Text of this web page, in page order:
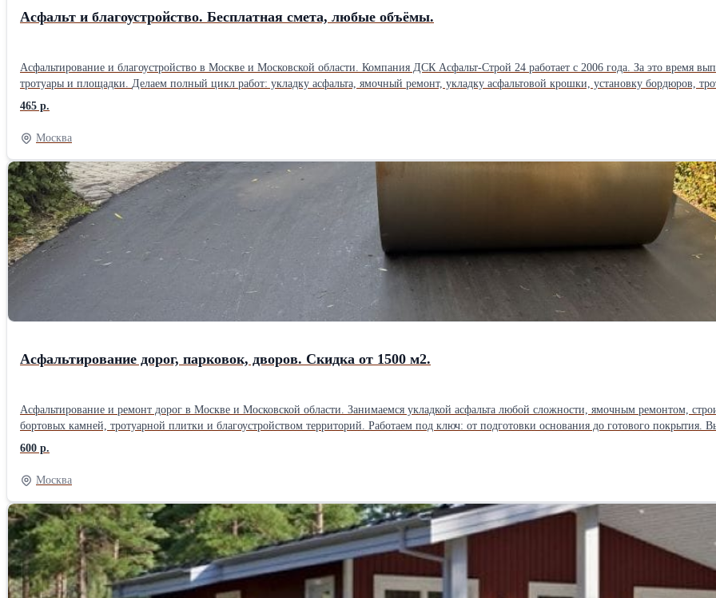
Асфальт и благоустройство. Бесплатная смета, любые объёмы.
Асфальтирование и благоустройство в Москве и Московской области. Компания ДСК Асфальт-Строй 24 работает с 2006 года. За это время выполнили сотни объектов: дороги, парковки, дворы, дачные участки,
тротуары и площадки. Делаем полный цикл работ: укладку асфальта, ямочный ремонт, укладку асфальтовой крошки, установку бордюров, тротуарной плитки, подготовку основания и благоустройство
территории. Выезд специалиста и составление сметы — бесплатно. Есть собственный парк техники, поэтому не зависим от аренды и можем оперативно выходить на объект. Берём заказы любого объёма — от
небольших площадок до крупных территорий. При объёме от 1500 м2 даём скидку до 10%. Цены начинаются от 465 руб./м2. Если найдёте предложение дешевле — готовы обсудить и предложить более
выгодные условия. Работаем строго по технологиям, соблюдаем сроки и даём гарантию на покрытие. Позвоните или оставьте заявку на сайте — приедем, посмотрим объект и посчитаем стоимость без
обязательств.
465 р.
Москва
Асфальтирование дорог, парковок, дворов. Скидка от 1500 м2.
Асфальтирование и ремонт дорог в Москве и Московской области. Занимаемся укладкой асфальта любой сложности, ямочным ремонтом, строительством дорог, укладкой асфальтовой крошки, установкой
бортовых камней, тротуарной плитки и благоустройством территорий. Работаем под ключ: от подготовки основания до готового покрытия. Выезд специалиста на объект бесплатно. Поможем подобрать решение
под ваш бюджет и бесплатно составим 3–5 вариантов сметы. При объёме от 1500 м2 даём скидку до 10%. Берёмся и за небольшие заказы — дворы, парковки, подъезды, отмостки. Используем качественный
асфальт с проверенных заводов, современную технику и опытные бригады. Гарантируем соблюдение сроков и технологий. Цены начинаются от 600 руб./м2. Точную стоимость рассчитаем после осмотра объекта.
Звоните или пишите — ответим на все вопросы и приедем посмотреть ваш участок.
600 р.
Москва